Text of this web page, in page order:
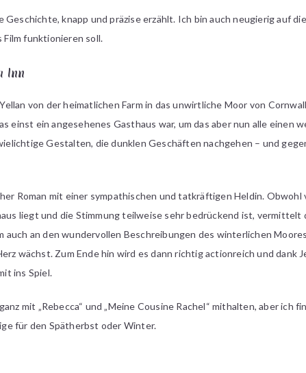
knapp und präzise erzählt. Ich bin auch neugierig auf
Film funktionieren soll.
Inn
von der heimatlichen Farm in das unwirtliche Moor von
einst ein angesehenes Gasthaus war, um das aber nun alle einen
Gestalten, die dunklen Geschäften nachgehen – und
Roman mit einer sympathischen und tatkräftigen Heldin.
liegt und die Stimmung teilweise sehr bedrückend ist, vermittelt
auch an den wundervollen Beschreibungen des winterlichen
wächst. Zum Ende hin wird es dann richtig actionreich und dank
ins Spiel.
mit „Rebecca“ und „Meine Cousine Rachel“ mithalten, aber ich
für den Spätherbst oder Winter.